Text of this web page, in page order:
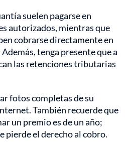
suelen pagarse en
autorizados, mientras que
cobrarse directamente en
tenga presente que a
las retenciones tributarias
fotos completas de su
También recuerde que
un premio es de un año;
pierde el derecho al cobro.